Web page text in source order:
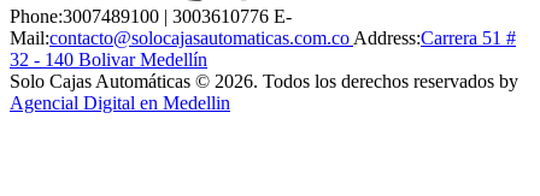
Phone:3007489100 | 3003610776 E-
Mail:contacto@solocajasautomaticas.com.co Address:Carrera 51 #
32 - 140 Bolivar Medellín
Solo Cajas Automáticas © 2026. Todos los derechos reservados by
Agencial Digital en Medellin